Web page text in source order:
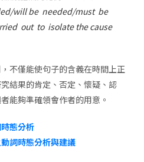
will be needed/must be
out to isolate the cause
不僅能使句子的含義在時間上正
結果的肯定、否定、懷疑、認
能夠準確領會作者的用意。
態分析
詞時態分析與建議